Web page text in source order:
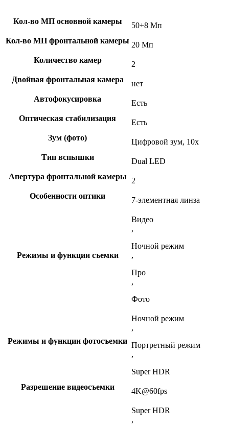
Кол-во МП основной камеры
50+8 Мп
Кол-во МП фронтальной камеры 20 Мп
Количество камер
2
Двойная фронтальная камера
нет
Автофокусировка
Есть
Оптическая стабилизация
Есть
Зум (фото)
Цифровой зум, 10x
Тип вспышки
Dual LED
Апертура фронтальной камеры
2
Особенности оптики
7-элементная линза
Режимы и функции съемки
Видео
,
Ночной режим
,
Про
,
Фото
Режимы и функции фотосъемки
Ночной режим
,
Портретный режим
,
Super HDR
Разрешение видеосъемки
4K@60fps
Super HDR
,